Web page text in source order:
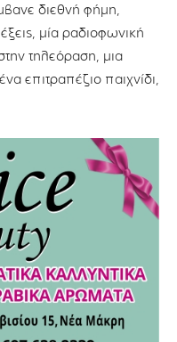
διεθνή φήμη,
μία ραδιοφωνική
τηλεόραση, μια
επιτραπέζιο παιχνίδι,